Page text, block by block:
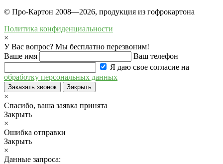
© Про-Картон 2008—2026, продукция из гофрокартона
Политика конфиденциальности
×
У Вас вопрос? Мы бесплатно перезвоним!
Ваше имя
Ваш телефон
Я даю свое согласие на
обработку персональных данных
Заказать звонок Закрыть
×
Спасибо, ваша заявка принята
Закрыть
×
Ошибка отправки
Закрыть
×
Данные запроса: